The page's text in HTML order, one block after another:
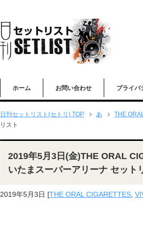
ホーム お問い合わせ プライバ
日刊セットリスト(セトリ) TOP あ THE
リスト
2019年5月3日(金)THE ORAL
いたまスーパーアリーナ セット
2019年5月3日 [THE ORAL CIGARETTES